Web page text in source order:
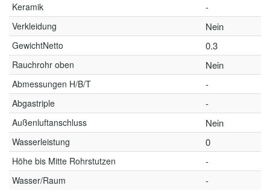
Keramik -
Verkleidung Nein
GewichtNetto 0.3
Rauchrohr oben Nein
Abmessungen H/B/T -
Abgastriple -
Außenluftanschluss Nein
Wasserleistung 0
Höhe bis Mitte Rohrstutzen -
Wasser/Raum -